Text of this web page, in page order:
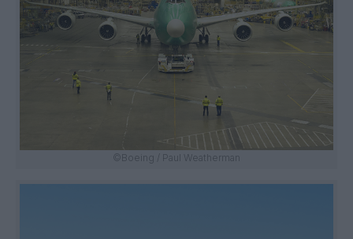
©Boeing / Paul Weatherman